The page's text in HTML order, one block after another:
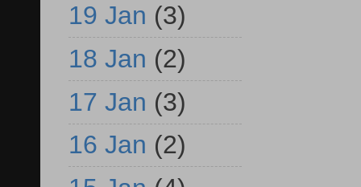
19 Jan (3)
18 Jan (2)
17 Jan (3)
16 Jan (2)